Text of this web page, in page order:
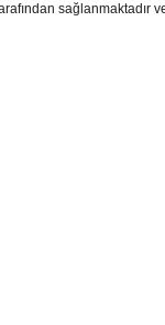
sağlanmaktadır